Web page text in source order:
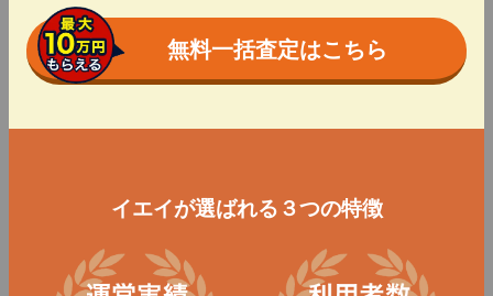
無料一括査定はこちら
イエイが選ばれる３つの特徴